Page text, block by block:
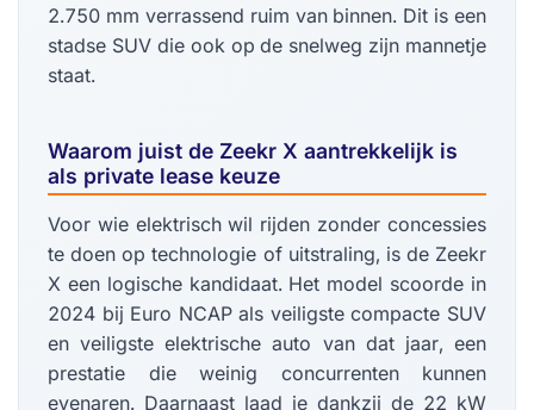
2.750 mm verrassend ruim van binnen. Dit is een
stadse SUV die ook op de snelweg zijn mannetje
staat.
Waarom juist de Zeekr X aantrekkelijk is
als private lease keuze
Voor wie elektrisch wil rijden zonder concessies
te doen op technologie of uitstraling, is de Zeekr
X een logische kandidaat. Het model scoorde in
2024 bij Euro NCAP als veiligste compacte SUV
en veiligste elektrische auto van dat jaar, een
prestatie die weinig concurrenten kunnen
evenaren. Daarnaast laad je dankzij de 22 kW